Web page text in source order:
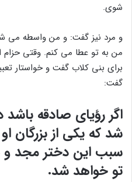
شوی.
و مرد نیز گفت: و من واسطه می
من به تو عطا می کنم. وقتی حزام
برای بنی کلاب گفت و خواستار
گفت:
اگر رؤیای صادقه
شد که یکی از بزرگان
سبب این دختر مجد و
تو خواهد شد.